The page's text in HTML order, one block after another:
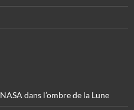
dans l’ombre de la Lune